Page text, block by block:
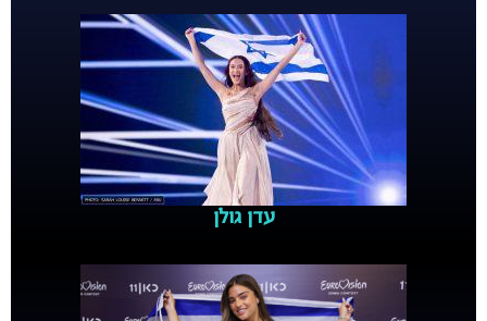
עדן גולן